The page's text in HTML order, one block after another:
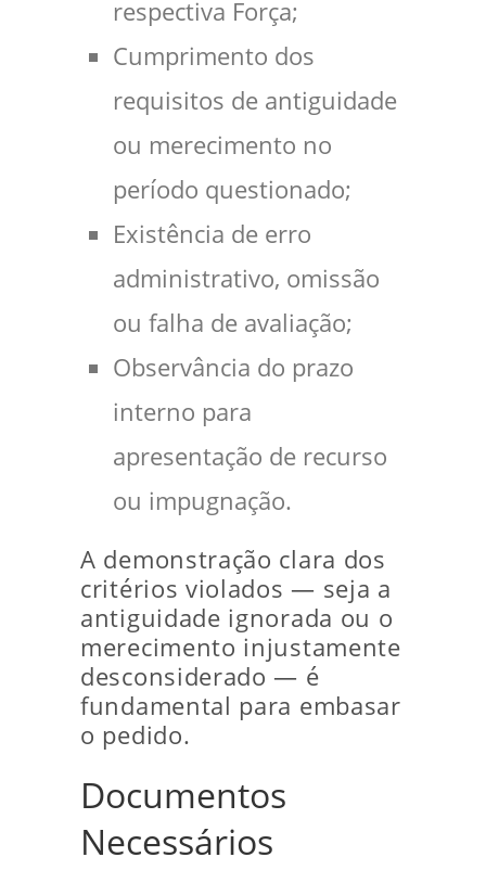
respectiva Força;
Cumprimento dos
requisitos de antiguidade
ou merecimento no
período questionado;
Existência de erro
administrativo, omissão
ou falha de avaliação;
Observância do prazo
interno para
apresentação de recurso
ou impugnação.
A demonstração clara dos
critérios violados — seja a
antiguidade ignorada ou o
merecimento injustamente
desconsiderado — é
fundamental para embasar
o pedido.
Documentos
Necessários